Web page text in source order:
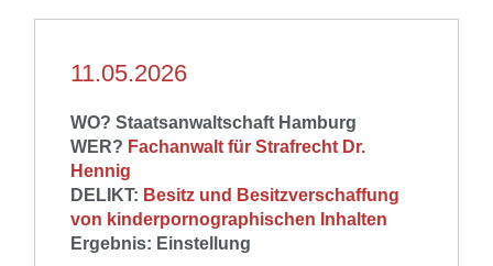
11.05.2026
WO? Staatsanwaltschaft Hamburg
WER? Fachanwalt für Strafrecht Dr.
Hennig
DELIKT: Besitz und Besitzverschaffung
von kinderpornographischen Inhalten
Ergebnis: Einstellung